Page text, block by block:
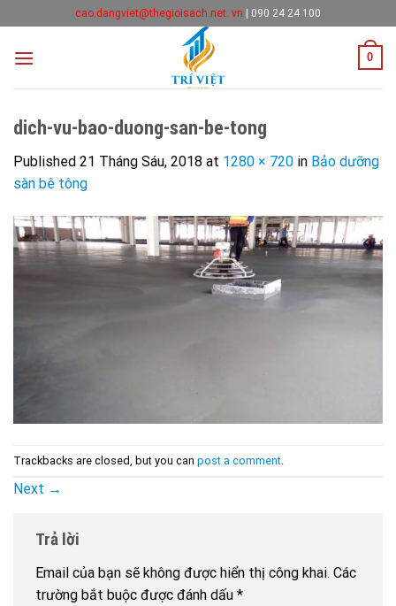
to
content
cao.dangviet@thegioisach.net. vn | 090 24 24 100
0
dich-vu-bao-duong-san-be-tong
Published 21 Tháng Sáu, 2018 at 1280 × 720 in Bảo dưỡng
sàn bê tông
Trackbacks are closed, but you can post a comment
Next →
Trả lời
Email của bạn sẽ không được hiển thị công khai. Các
trường bắt buộc được đánh dấu *